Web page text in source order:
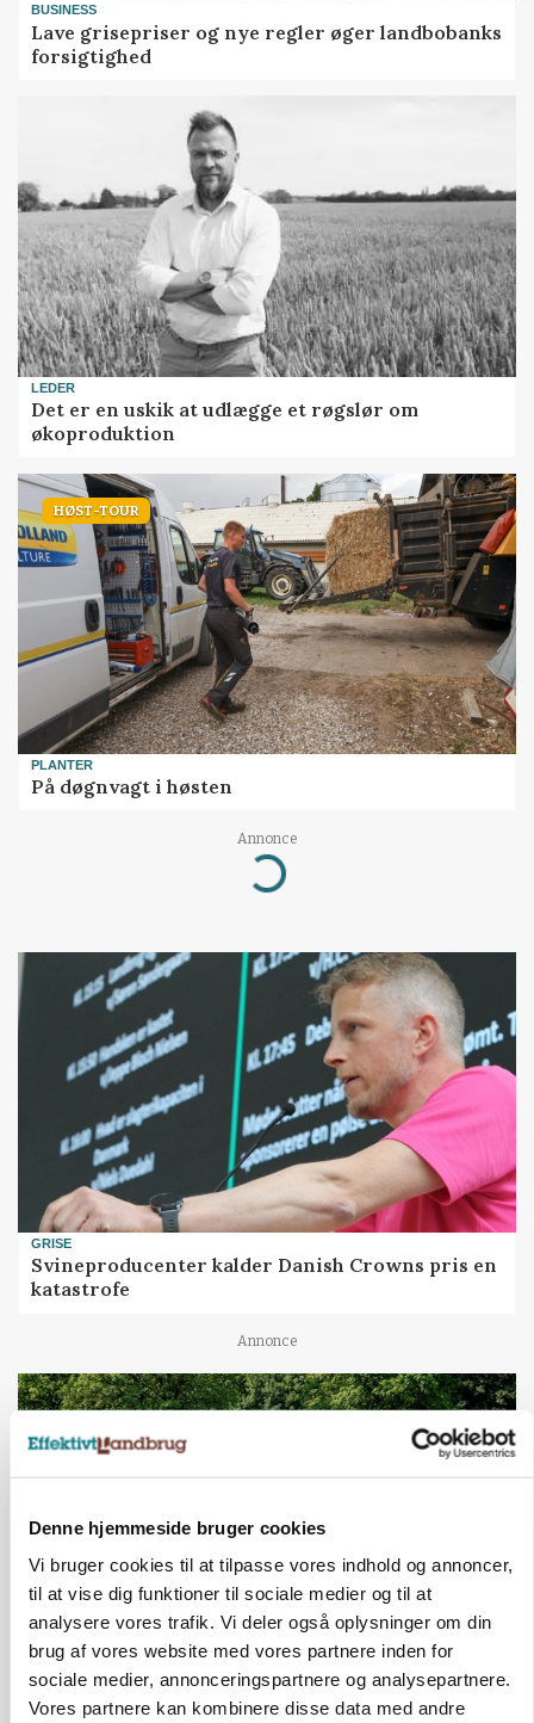
Denne hjemmeside bruger cookies
Vi bruger cookies til at tilpasse vores indhold og annoncer,
til at vise dig funktioner til sociale medier og til at
analysere vores trafik. Vi deler også oplysninger om din
brug af vores website med vores partnere inden for
sociale medier, annonceringspartnere og analysepartnere.
Vores partnere kan kombinere disse data med andre
BUSINESS
Lave grisepriser og nye regler øger landbobanks
forsigtighed
LEDER
Det er en uskik at udlægge et røgslør om
økoproduktion
HØST-TOUR
PLANTER
På døgnvagt i høsten
Annonce
Loading...
GRISE
Svineproducenter kalder Danish Crowns pris en
katastrofe
Annonce
MASKINER
Forserie til selvkørende skårlægger afprøves i år